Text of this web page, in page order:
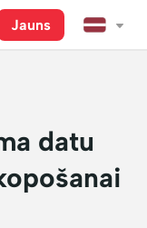
Jauns
datu